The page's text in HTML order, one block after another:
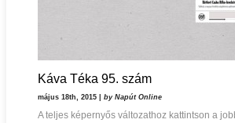
Káva Téka 95. szám
május 18th, 2015 | by Napút Online
A teljes képernyős változathoz kattintson a